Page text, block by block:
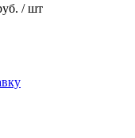
/ шт